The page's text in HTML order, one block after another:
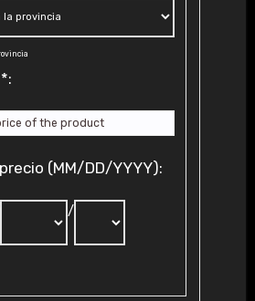
*:
(MM/DD/YYYY):
/